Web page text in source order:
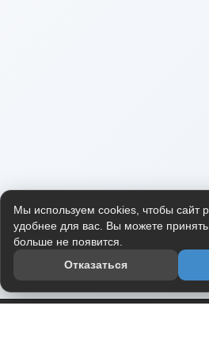
Мы используем cookies, чтобы сайт
удобнее для вас. Вы можете
больше не появится.
Отказаться